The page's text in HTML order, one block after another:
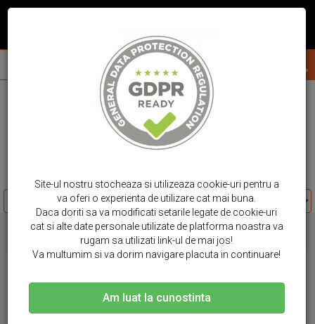
huse telefon google pixel
huse telefon
cele mai noi produse Google Pixel
Site-ul nostru stocheaza si utilizeaza cookie-uri pentru a
va oferi o experienta de utilizare cat mai buna.
Daca doriti sa va modificati setarile legate de cookie-uri
cat si alte date personale utilizate de platforma noastra va
rugam sa utilizati link-ul de mai jos!
Va multumim si va dorim navigare placuta in continuare!
Am luat la cunostinta